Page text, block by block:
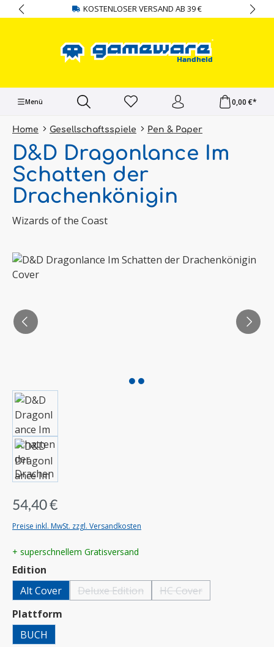
springen KOSTENLOSER VERSAND AB 39 €
Menü 0,00 €*
Home Gesellschaftsspiele Pen & Paper
D&D Dragonlance Im
Schatten der
Drachenkönigin
Wizards of the Coast
Bildergalerie überspringen
54,40 €
Preise inkl. MwSt. zzgl. Versandkosten
+ superschnellem Gratisversand
Edition
Alt Cover
Deluxe Edition(Diese Option ist zurzeit nicht verfügbar.)
HC Cover(Diese Option ist zurzeit
Plattform
BUCH